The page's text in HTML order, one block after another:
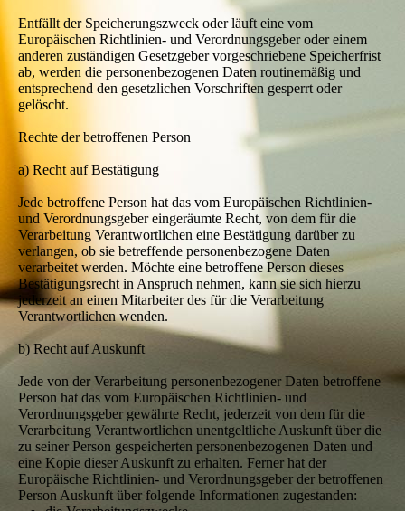
Entfällt der Speicherungszweck oder läuft eine vom
Europäischen Richtlinien- und Verordnungsgeber oder einem
anderen zuständigen Gesetzgeber vorgeschriebene Speicherfrist
ab, werden die personenbezogenen Daten routinemäßig und
entsprechend den gesetzlichen Vorschriften gesperrt oder
gelöscht.
Rechte der betroffenen Person
a) Recht auf Bestätigung
Jede betroffene Person hat das vom Europäischen Richtlinien-
und Verordnungsgeber eingeräumte Recht, von dem für die
Verarbeitung Verantwortlichen eine Bestätigung darüber zu
verlangen, ob sie betreffende personenbezogene Daten
verarbeitet werden. Möchte eine betroffene Person dieses
Bestätigungsrecht in Anspruch nehmen, kann sie sich hierzu
jederzeit an einen Mitarbeiter des für die Verarbeitung
Verantwortlichen wenden.
b) Recht auf Auskunft
Jede von der Verarbeitung personenbezogener Daten betroffene
Person hat das vom Europäischen Richtlinien- und
Verordnungsgeber gewährte Recht, jederzeit von dem für die
Verarbeitung Verantwortlichen unentgeltliche Auskunft über die
zu seiner Person gespeicherten personenbezogenen Daten und
eine Kopie dieser Auskunft zu erhalten. Ferner hat der
Europäische Richtlinien- und Verordnungsgeber der betroffenen
Person Auskunft über folgende Informationen zugestanden: